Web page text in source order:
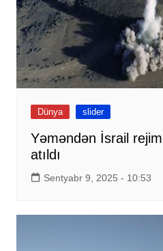
Dünya slider
Yəməndən İsrail
atıldı
Sentyabr 9, 2025 - 10:53